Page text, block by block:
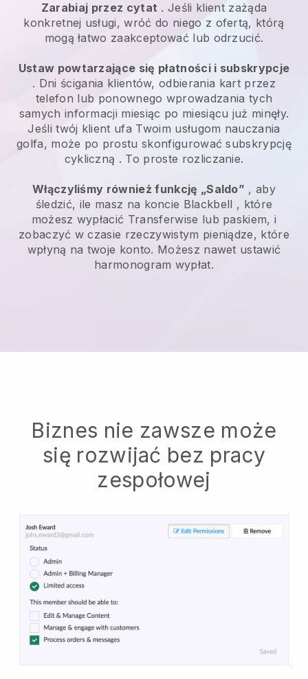
Zarabiaj przez cytat . Jeśli klient zażąda
konkretnej usługi, wróć do niego z ofertą, którą
mogą łatwo zaakceptować lub odrzucić.
Ustaw powtarzające się płatności i subskrypcje
. Dni ścigania klientów, odbierania kart przez
telefon lub ponownego wprowadzania tych
samych informacji miesiąc po miesiącu już minęły.
Jeśli twój klient ufa Twoim usługom nauczania
golfa, może po prostu skonfigurować subskrypcję
cykliczną . To proste rozliczanie.
Włączyliśmy również funkcję „Saldo” , aby
śledzić, ile masz na koncie Blackbell , które
możesz wypłacić Transferwise lub paskiem, i
zobaczyć w czasie rzeczywistym pieniądze, które
wpłyną na twoje konto. Możesz nawet ustawić
harmonogram wypłat.
Biznes nie zawsze może
się rozwijać bez pracy
zespołowej